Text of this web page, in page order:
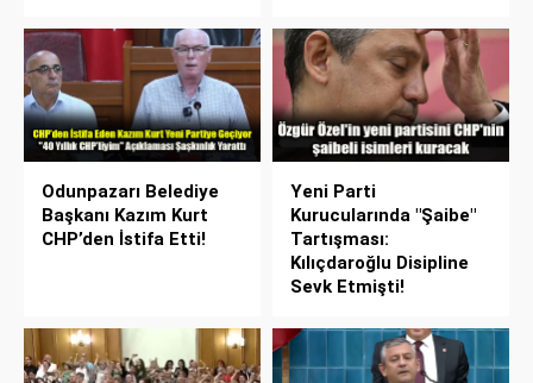
Odunpazarı Belediye
Başkanı Kazım Kurt
CHP’den İstifa Etti!
Yeni Parti
Kurucularında "Şaibe"
Tartışması:
Kılıçdaroğlu Disipline
Sevk Etmişti!